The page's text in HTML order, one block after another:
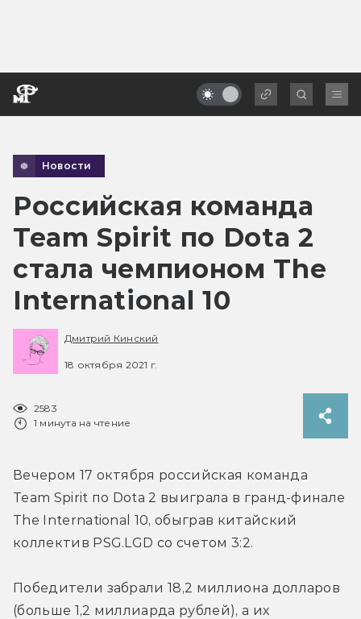
Новости
Российская команда
Team Spirit по Dota 2
стала чемпионом The
International 10
Дмитрий Кинский
18 октября 2021 г.
2583
1 минута на чтение
Вечером 17 октября российская команда
Team Spirit по Dota 2 выиграла в гранд-финале
The International 10, обыграв китайский
коллектив PSG.LGD со счетом 3:2.
Победители забрали 18,2 миллиона долларов
(больше 1,2 миллиарда рублей), а их